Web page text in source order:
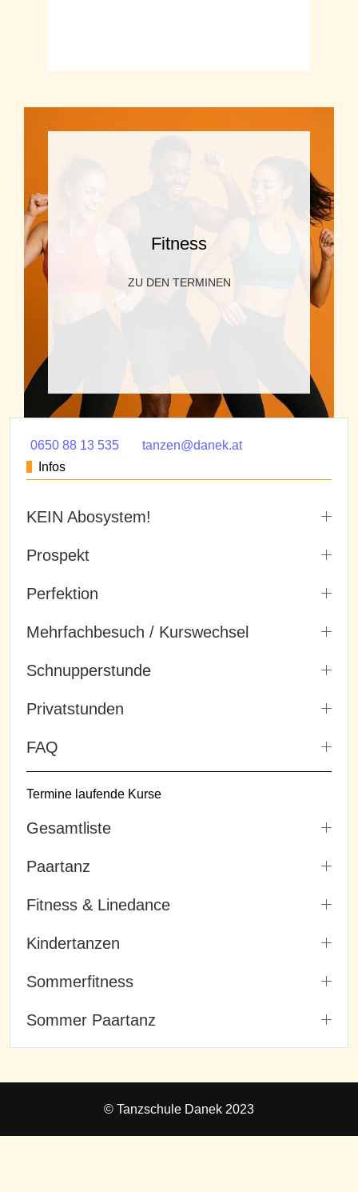
Fitness
ZU DEN TERMINEN
0650 88 13 535
tanzen@danek.at
Infos
KEIN Abosystem!
Prospekt
Perfektion
Mehrfachbesuch / Kurswechsel
Schnupperstunde
Privatstunden
FAQ
Termine laufende Kurse
Gesamtliste
Paartanz
Fitness & Linedance
Kindertanzen
Sommerfitness
Sommer Paartanz
© Tanzschule Danek 2023